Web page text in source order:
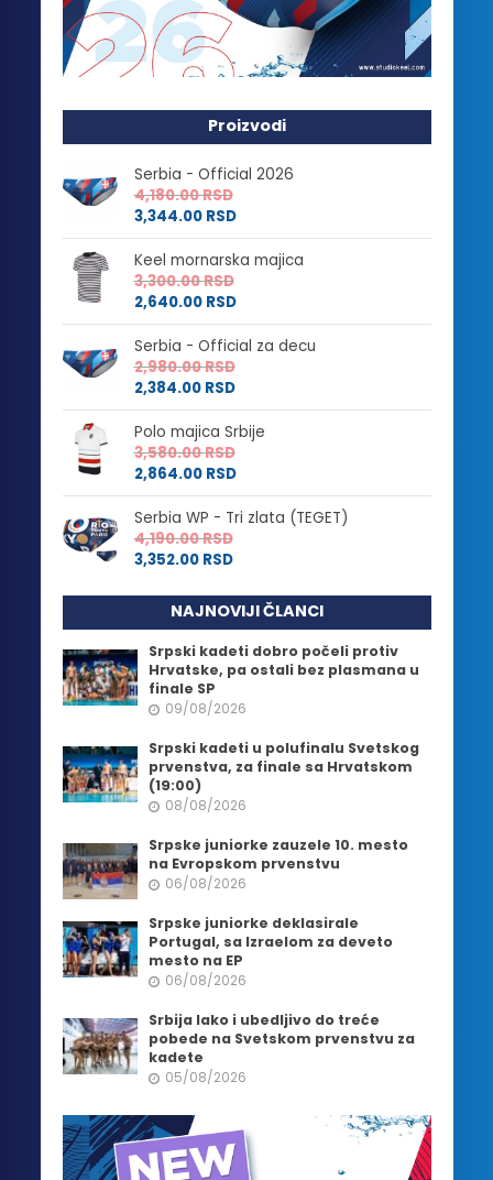
Proizvodi
Serbia - Official 2026
4,180.00RSD
3,344.00 RSD
Keel mornarska majica
3,300.00RSD
2,640.00 RSD
Serbia - Official za decu
2,980.00RSD
2,384.00 RSD
Polo majica Srbije
3,580.00RSD
2,864.00 RSD
Serbia WP - Tri zlata (TEGET)
4,190.00RSD
3,352.00 RSD
NAJNOVIJI ČLANCI
Srpski kadeti dobro počeli protiv
Hrvatske, pa ostali bez plasmana u
finale SP
09/08/2026
Srpski kadeti u polufinalu Svetskog
prvenstva, za finale sa Hrvatskom
(19:00)
08/08/2026
Srpske juniorke zauzele 10. mesto
na Evropskom prvenstvu
06/08/2026
Srpske juniorke deklasirale
Portugal, sa Izraelom za deveto
mesto na EP
06/08/2026
Srbija lako i ubedljivo do treće
pobede na Svetskom prvenstvu za
kadete
05/08/2026